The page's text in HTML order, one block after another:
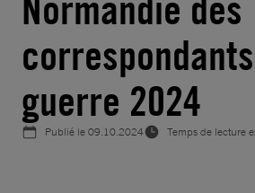
guerre 2024
Publié le09.10.2024 Temps de lecture